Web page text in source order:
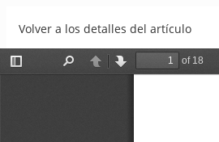
Volver a los detalles del artículo